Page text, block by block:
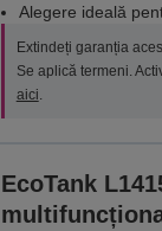
Alegere ideală
Extindeți garanția
Se aplică termeni.
aici.
EcoTank